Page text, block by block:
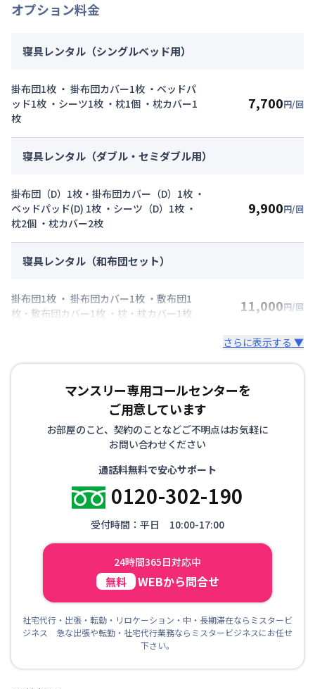
オプション料金
寝具レンタル（シングルベッド用）
掛布団1枚 ・ 掛布団カバー1枚 ・ベッドパ
ッド1枚 ・シーツ1枚 ・枕1個 ・枕カバー1
枚
7,700円/回
寝具レンタル（ダブル・セミダブル用）
掛布団（D）1枚・掛布団カバー（D）1枚 ・
ベッドパッド(D) 1枚 ・シーツ（D）1枚 ・
枕2個 ・枕カバー2枚
9,900円/回
寝具レンタル（和布団セット）
掛布団1枚 ・ 掛布団カバー1枚 ・敷布団1
枚・敷布団カバー1枚 ・枕・枕カバー1枚
11,000円/回
さらに表示する ▼
マンスリー専用コールセンターを
ご用意しています
お部屋のこと、契約のことなどご不明点はお気軽に
お問い合わせください
通話料無料で安心サポート
0120-302-190
受付時間：平日 10:00-17:00
24時間365日対応中
無料 WEBから問合せ
社宅代行・出張・転勤・リロケーション・中・長期滞在ならミスタービ
ジネス 急な出張や転勤・社宅代行業務ならミスタービジネスにお任せ
下さい。